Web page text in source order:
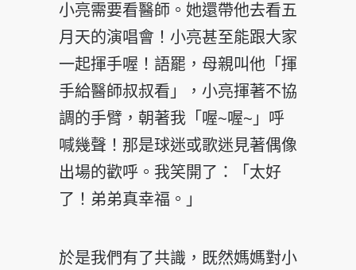
小亮需要看醫師。她還帶他去看五
月天的演唱會！小亮甚至能跟大家
一起揮手喔！語罷，母親叫他「揮
手給醫師叔叔看」，小亮揮著不協
調的手臂，朝著我「喔~喔~」呼
喊幾聲！那是球迷或歌迷見著偶像
出場的歡呼。我笑開了：「太好
了！弟弟真幸福。」
於是我們有了共識，既然媽媽對小